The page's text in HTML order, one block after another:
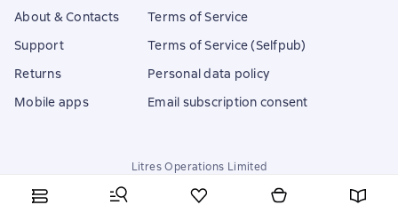
About & Contacts
Support
Returns
Mobile apps
Terms of Service
Terms of Service (Selfpub)
Personal data policy
Email subscription consent
Litres Operations Limited